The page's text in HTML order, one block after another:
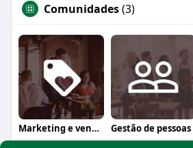
Comunidades(3)
Marketing e vendas Gestão de pessoas